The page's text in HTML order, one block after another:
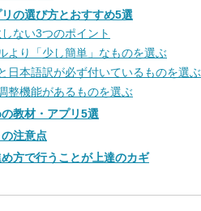
の選び方とおすすめ5選
ない3つのポイント
より「少し簡単」なものを選ぶ
日本語訳が必ず付いているものを選ぶ
整機能があるものを選ぶ
教材・アプリ5選
注意点
方で行うことが上達のカギ